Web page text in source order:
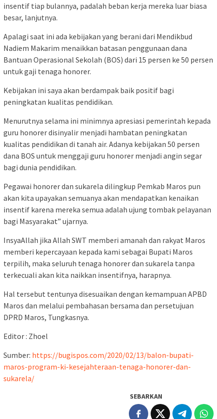
insentif tiap bulannya, padalah beban kerja mereka luar biasa
besar, lanjutnya.
Apalagi saat ini ada kebijakan yang berani dari Mendikbud
Nadiem Makarim menaikkan batasan penggunaan dana
Bantuan Operasional Sekolah (BOS) dari 15 persen ke 50 persen
untuk gaji tenaga honorer.
Kebijakan ini saya akan berdampak baik positif bagi
peningkatan kualitas pendidikan.
Menurutnya selama ini minimnya apresiasi pemerintah kepada
guru honorer disinyalir menjadi hambatan peningkatan
kualitas pendidikan di tanah air. Adanya kebijakan 50 persen
dana BOS untuk menggaji guru honorer menjadi angin segar
bagi dunia pendidikan.
Pegawai honorer dan sukarela dilingkup Pemkab Maros pun
akan kita upayakan semuanya akan mendapatkan kenaikan
insentif karena mereka semua adalah ujung tombak pelayanan
bagi Masyarakat” ujarnya.
InsyaAllah jika Allah SWT memberi amanah dan rakyat Maros
memberi kepercayaan kepada kami sebagai Bupati Maros
terpilih, maka seluruh tenaga honorer dan sukarela tanpa
terkecuali akan kita naikkan insentifnya, harapnya.
Hal tersebut tentunya disesuaikan dengan kemampuan APBD
Maros dan melalui pembahasan bersama dan persetujuan
DPRD Maros, Tungkasnya.
Editor : Zhoel
Sumber: https://bugispos.com/2020/02/13/balon-bupati-
maros-program-ki-kesejahteraan-tenaga-honorer-dan-
sukarela/
SEBARKAN